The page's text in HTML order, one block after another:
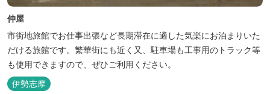
仲屋
市街地旅館でお仕事出張など長期滞在に適した気楽にお泊まりいた
だける旅館です。繁華街にも近く又、駐車場も工事用のトラック等
も使用できますので、ぜひご利用ください。
伊勢志摩